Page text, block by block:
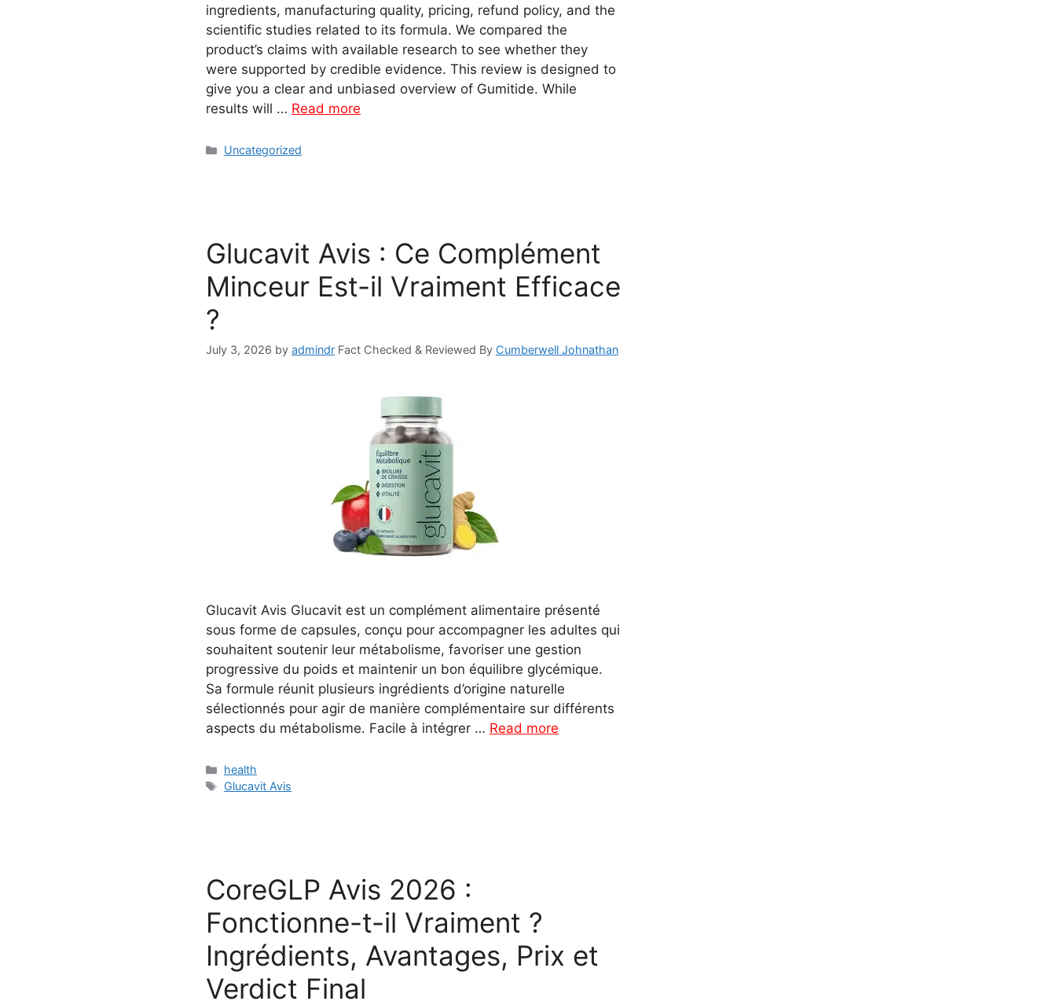
ingredients, manufacturing quality, pricing, refund policy, and the
scientific studies related to its formula. We compared the
product’s claims with available research to see whether they
were supported by credible evidence. This review is designed to
give you a clear and unbiased overview of Gumitide. While
results will … Read more
Categories
Uncategorized
Glucavit Avis : Ce Complément
Minceur Est-il Vraiment Efficace
?
July 3, 2026 by admindr Fact Checked & Reviewed By Cumberwell Johnathan
Glucavit Avis Glucavit est un complément alimentaire présenté
sous forme de capsules, conçu pour accompagner les adultes qui
souhaitent soutenir leur métabolisme, favoriser une gestion
progressive du poids et maintenir un bon équilibre glycémique.
Sa formule réunit plusieurs ingrédients d’origine naturelle
sélectionnés pour agir de manière complémentaire sur différents
aspects du métabolisme. Facile à intégrer … Read more
Categories
health
Tags
Glucavit Avis
CoreGLP Avis 2026 :
Fonctionne-t-il Vraiment ?
Ingrédients, Avantages, Prix et
Verdict Final